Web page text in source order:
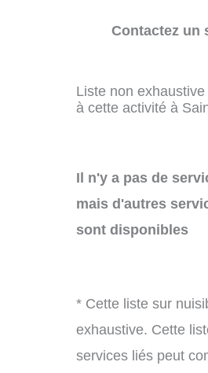
Contactez un
Liste non
à cette activité à
Il n'y a pas de
mais d'autres
sont disponibles
* Cette liste sur
exhaustive. Cette
services liés peut